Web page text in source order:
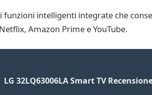
funzioni intelligenti integrate che
Amazon Prime e YouTube.
LG 32LQ63006LA Smart TV